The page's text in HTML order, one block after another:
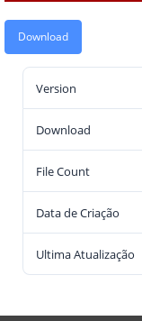
Download
Version
Download
File Count
Data de Criação
Ultima Atualização